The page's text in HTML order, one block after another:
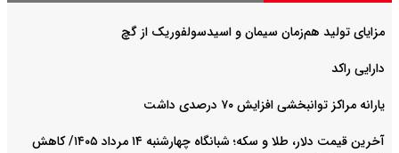
مزایای تولید هم‌زمان سیمان و اسیدسولفوریک از گچ
دارایی راکد
یارانه مراکز توانبخشی افزایش ۷۰ درصدی داشت
آخرین قیمت دلار، طلا و سکه؛ شبانگاه چهارشنبه ۱۴ مرداد ۱۴۰۵/ کاهش